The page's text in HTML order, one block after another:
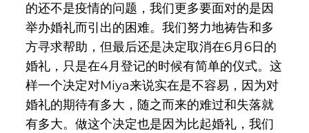
的还不是疫情的问题，我们更多要面对的是因
举办婚礼而引出的困难。我们努力地祷告和多
方寻求帮助，但最后还是决定取消在6月6日的
婚礼，只是在4月登记的时候有简单的仪式。这
样一个决定对Miya来说实在是不容易，因为对
婚礼的期待有多大，随之而来的难过和失落就
有多大。做这个决定也是因为比起婚礼，我们